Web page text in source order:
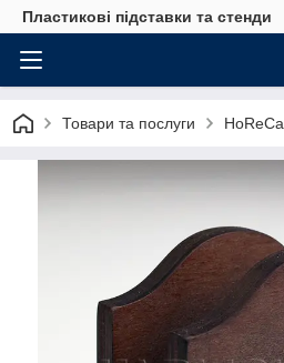
Пластикові підставки та стенди
Товари та послуги HoReCa